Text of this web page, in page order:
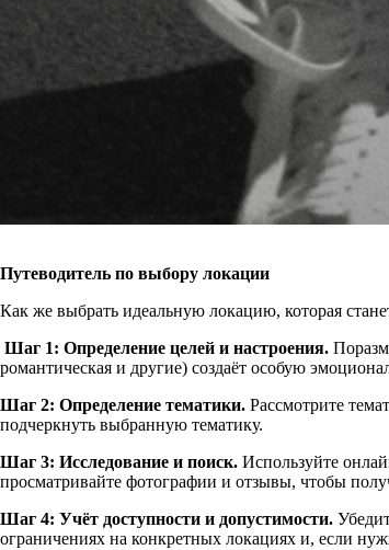
Путеводитель по выбору локации
Как же выбрать идеальную локацию, которая
Шаг 1: Определение целей и настроения.
романтическая и другие) создаёт особую
Шаг 2: Определение тематики. Рассмотрите
подчеркнуть выбранную тематику.
Шаг 3: Исследование и поиск. Используйте
просматривайте фотографии и отзывы, чтобы
Шаг 4: Учёт доступности и допустимости.
ограничениях на конкретных локациях и, если